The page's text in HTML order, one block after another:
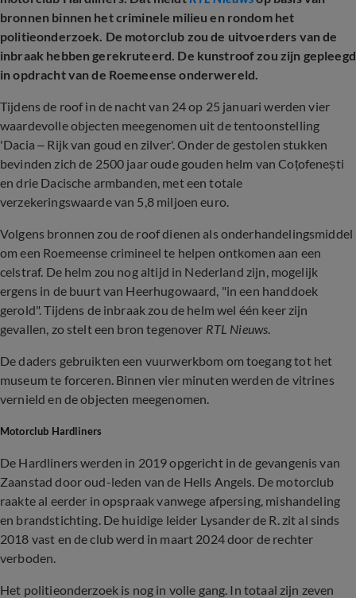
bronnen binnen het criminele milieu en rondom het
politieonderzoek. De motorclub zou de uitvoerders van de
inbraak hebben gerekruteerd. De kunstroof zou zijn gepleegd
in opdracht van de Roemeense onderwereld.
Tijdens de roof in de nacht van 24 op 25 januari werden vier
waardevolle objecten meegenomen uit de tentoonstelling
'Dacia – Rijk van goud en zilver'. Onder de gestolen stukken
bevinden zich de 2500 jaar oude gouden helm van Coțofenești
en drie Dacische armbanden, met een totale
verzekeringswaarde van 5,8 miljoen euro.
Volgens bronnen zou de roof dienen als onderhandelingsmiddel
om een Roemeense crimineel te helpen ontkomen aan een
celstraf. De helm zou nog altijd in Nederland zijn, mogelijk
ergens in de buurt van Heerhugowaard, "in een handdoek
gerold". Tijdens de inbraak zou de helm wel één keer zijn
gevallen, zo stelt een bron tegenover RTL Nieuws.
De daders gebruikten een vuurwerkbom om toegang tot het
museum te forceren. Binnen vier minuten werden de vitrines
vernield en de objecten meegenomen.
Motorclub Hardliners
De Hardliners werden in 2019 opgericht in de gevangenis van
Zaanstad door oud-leden van de Hells Angels. De motorclub
raakte al eerder in opspraak vanwege afpersing, mishandeling
en brandstichting. De huidige leider Lysander de R. zit al sinds
2018 vast en de club werd in maart 2024 door de rechter
verboden.
Het politieonderzoek is nog in volle gang. In totaal zijn zeven